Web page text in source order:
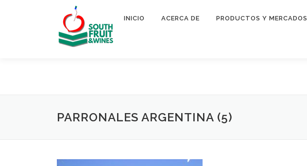
INICIO ACERCA DE PRODUCTOS Y MERCADOS
PARRONALES ARGENTINA (5)